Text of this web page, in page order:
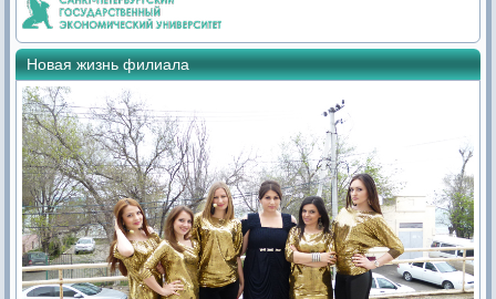
Новая жизнь филиала